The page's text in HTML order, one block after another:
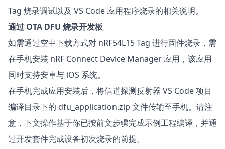
Tag 烧录调试以及 VS Code 应用程序烧录的相关说明。
通过 OTA DFU 烧录开发板
如需通过空中下载方式对 nRF54L15 Tag 进行固件烧录，需
在手机安装 nRF Connect Device Manager 应用，该应用
同时支持安卓与 iOS 系统。
在手机完成应用安装后，将信道探测反射器 VS Code 项目
编译目录下的 dfu_application.zip 文件传输至手机。请注
意，下文操作基于你已按前文步骤完成示例工程编译，并通
过开发套件完成设备初次烧录的前提。